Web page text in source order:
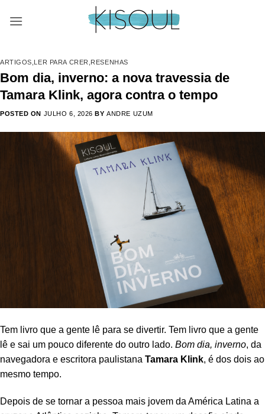
ARTIGOS LER PARA CRER RESENHAS
Bom dia, inverno: a nova travessia de
Tamara Klink, agora contra o tempo
POSTED ON JULHO 6, 2026 BYANDRE UZUM
Tem livro que a gente lê para se divertir. Tem livro que a gente
lê e sai um pouco diferente do outro lado. Bom dia, inverno, da
navegadora e escritora paulistana Tamara Klink, é dos dois ao
mesmo tempo.
Depois de se tornar a pessoa mais jovem da América Latina a